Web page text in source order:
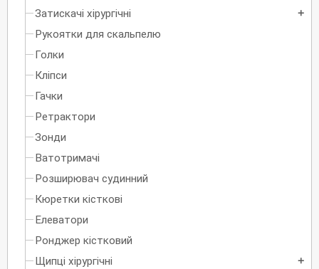
Затискачі хірургічні add
Рукоятки для скальпелю
Голки
Кліпси
Гачки
Ретрактори
Зонди
Ватотримачі
Розширювач судинний
Кюретки кісткові
Елеватори
Ронджер кістковий
Щипці хірургічні
add